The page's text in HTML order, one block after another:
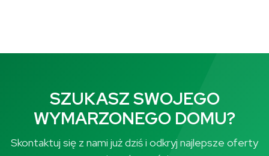
SZUKASZ SWOJEGO
WYMARZONEGO DOMU?
Skontaktuj się z nami już dziś i odkryj najlepsze oferty